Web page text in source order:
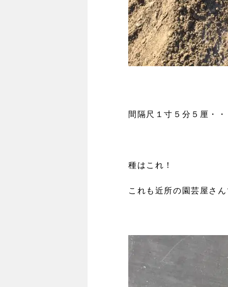
間隔尺１寸５分５厘・・
種はこれ！
これも近所の園芸屋さ